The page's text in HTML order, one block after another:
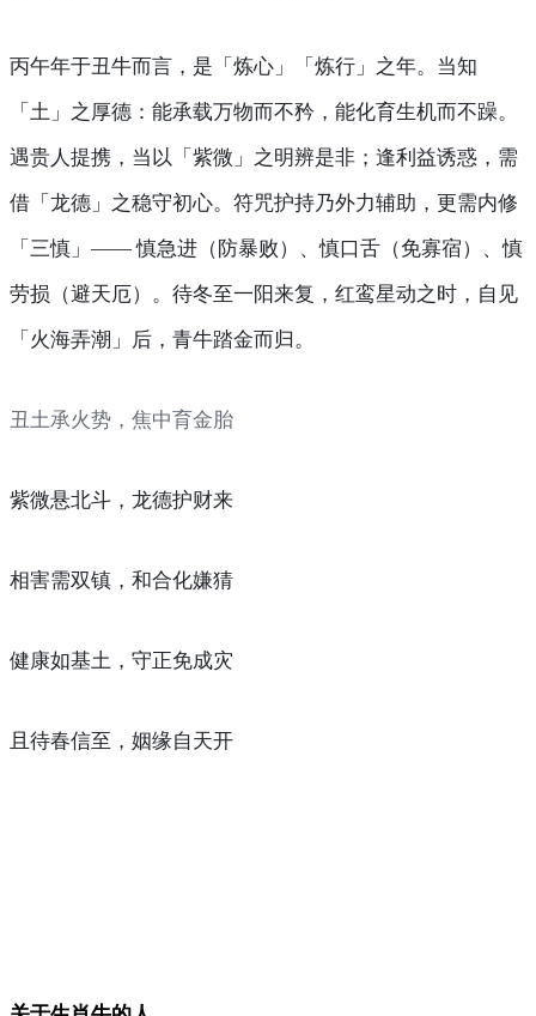
丙午年于丑牛而言，是「炼心」「炼行」之年。当知
「土」之厚德：能承载万物而不矜，能化育生机而不躁。
遇贵人提携，当以「紫微」之明辨是非；逢利益诱惑，需
借「龙德」之稳守初心。符咒护持乃外力辅助，更需内修
「三慎」—— 慎急进（防暴败）、慎口舌（免寡宿）、慎
劳损（避天厄）。待冬至一阳来复，红鸾星动之时，自见
「火海弄潮」后，青牛踏金而归。
丑土承火势，焦中育金胎
紫微悬北斗，龙德护财来
相害需双镇，和合化嫌猜
健康如基土，守正免成灾
且待春信至，姻缘自天开